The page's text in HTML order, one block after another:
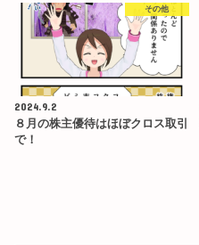
その他
2024.9.2
８月の株主優待はほぼクロス取引
で！